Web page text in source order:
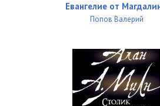
Евангелие от
Попов Валерий